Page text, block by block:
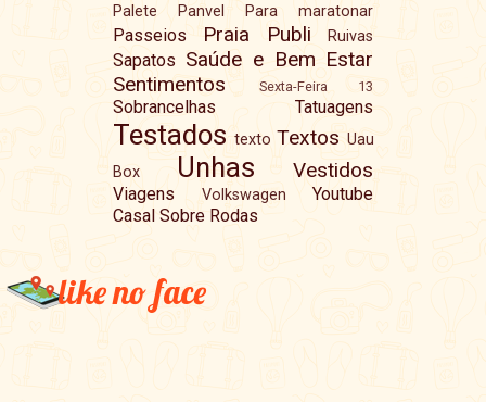
Palete Panvel Para maratonar
Passeios Praia Publi Ruivas
Sapatos Saúde e Bem Estar
Sentimentos
Sexta-Feira 13
Sobrancelhas Tatuagens
Testados texto Textos Uau
Box
Unhas Vestidos
Viagens Volkswagen
Youtube
Casal Sobre Rodas
like no face